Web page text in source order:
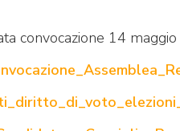
convocazione 14